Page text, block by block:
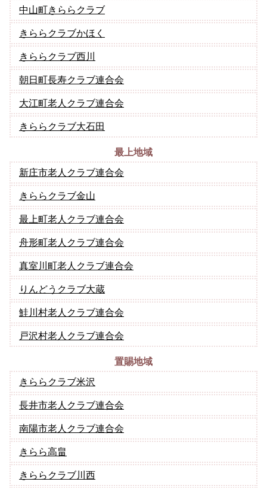
中山町きららクラブ
きららクラブかほく
きららクラブ西川
朝日町長寿クラブ連合会
大江町老人クラブ連合会
きららクラブ大石田
最上地域
新庄市老人クラブ連合会
きららクラブ金山
最上町老人クラブ連合会
舟形町老人クラブ連合会
真室川町老人クラブ連合会
りんどうクラブ大蔵
鮭川村老人クラブ連合会
戸沢村老人クラブ連合会
置賜地域
きららクラブ米沢
長井市老人クラブ連合会
南陽市老人クラブ連合会
きらら高畠
きららクラブ川西